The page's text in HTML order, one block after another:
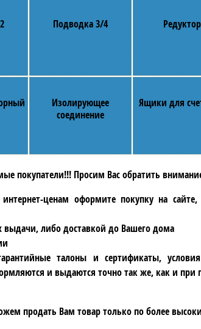
Подводка 3/4
Изолирующее
соединение
Ящики для
покупатели!!! Просим Вас обратить
ценам оформите покупку на
выдачи, либо доставкой до Вашего дома
талоны и сертификаты,
и выдаются точно так же, как и при
продать Вам товар только по более